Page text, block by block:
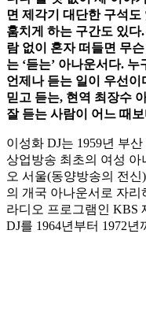
면 제각기 대단한 구석
훔치게 하는 구간도 있
람 없이 혼자 떠들면 무
는 ‘듣는’ 아나운서다.
언제나 듣는 일이 우선이
믿고 듣는, 현역 최장수
잘 듣는 사람이 어느 때
이성화 DJ는 1959년 부
상업방송 최초의 여성 아
오 서울(동양방송의 전
의 개국 아나운서로 자
라디오 프로그램인 KBS
DJ를 1964년부터 1972